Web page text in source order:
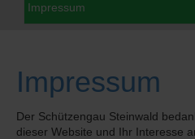
Impressum
Impressum
Der Schützengau Steinwald
dieser Website und Ihr Interesse